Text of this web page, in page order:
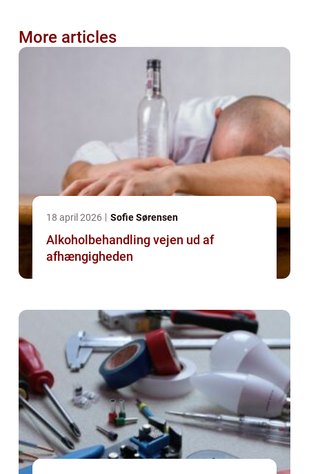
More articles
18 april 2026 Sofie Sørensen
Alkoholbehandling vejen ud af
afhængigheden